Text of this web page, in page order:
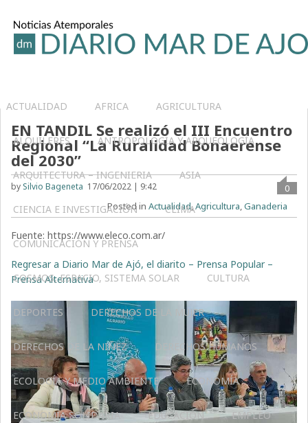
ACTUALIDAD AFRICA AGRICULTURA
ALQUILERES ANTROPOLOGÍA Y ARQUEOLOGÍA
ARQUITECTURA – INGENIERIA ASIA
CIENCIA E INVESTIGACIÓN CLIMA
COMUNICACIÓN Y PRENSA
COSMOS, ESPACIO, SISTEMA SOLAR CULTURA
DEPORTES DERECHOS DE LA MUJER
DERECHOS DE LA NIÑEZ DERECHOS HUMANOS
ECOLOGÍA Y MEDIO AMBIENTE ECONOMÍA
ECONOMÍA SOLIDARIA EDUCACIÓN EMPLEO
EN TANDIL Se realizó el III Encuentro
Regional “La Ruralidad Bonaerense
del 2030”
by Silvio Bageneta 17/06/2022 | 9:42
0
Posted in Actualidad,Agricultura,Ganaderia
Fuente: https://www.eleco.com.ar/
Regresar a Diario Mar de Ajó, el diarito – Prensa Popular –
Prensa Alternativa